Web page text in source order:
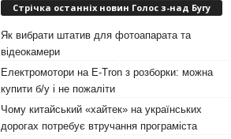
Стрічка останніх новин Голос з-над Бугу
Як вибрати штатив для фотоапарата та
відеокамери
Електромотори на E-Tron з розборки: можна
купити б/у і не пожаліти
Чому китайський «хайтек» на українських
дорогах потребує втручання програміста